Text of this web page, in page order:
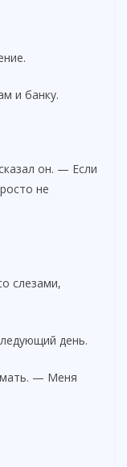
и банку.
он. — Если
не
слезами,
день.
— Меня